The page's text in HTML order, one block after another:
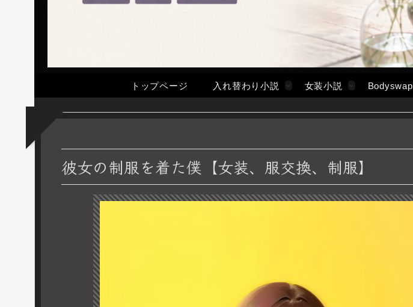
トップページ 入れ替わり小説 女装小説 Bodyswap
彼女の制服を着た僕【女装、服交換、制服】